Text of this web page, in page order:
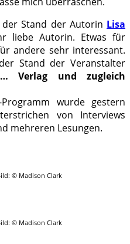
Stand der Autorin Lisa
liebe Autorin. Etwas für
andere sehr interessant.
Stand der Veranstalter
Verlag und zugleich
wurde gestern
von Interviews
mehreren Lesungen.
© Madison Clark
© Madison Clark